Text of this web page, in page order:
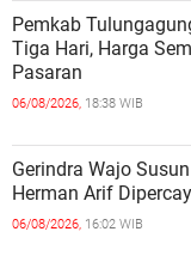
Pemkab
Tiga Hari, Harga
Pasaran
06/08/2026, 18:38 WIB
Gerindra Wajo
Herman Arif
06/08/2026, 16:02 WIB